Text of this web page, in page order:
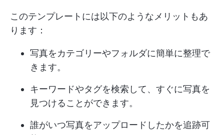
このテンプレートには以下のようなメリットもあ
ります：
写真をカテゴリーやフォルダに簡単に整理で
きます。
キーワードやタグを検索して、すぐに写真を
見つけることができます。
誰がいつ写真をアップロードしたかを追跡可